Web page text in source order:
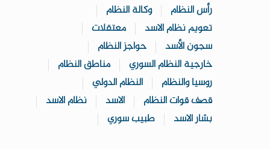
رأس النظام
وكالة النظام
تعويم نظام الاسد
معتقلات
سجون الأسد
حواجز النظام
خارجية النظام السوري
مناطق النظام
روسيا والنظام
النظام الدولي
قصف قوات النظام
الاسد
نظام الاسد
بشار الاسد
طبيب سوري